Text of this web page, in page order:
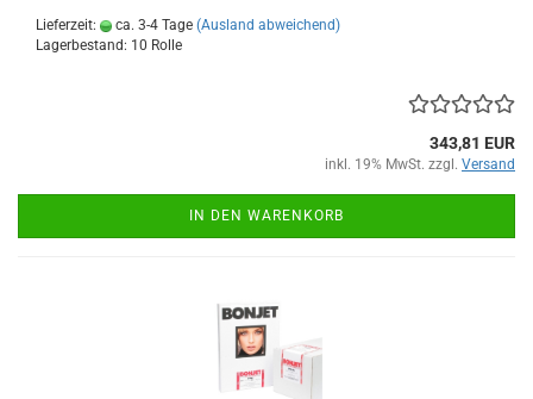
Lieferzeit: ca. 3-4 Tage (Ausland abweichend)
Lagerbestand: 10 Rolle
343,81 EUR
inkl. 19% MwSt. zzgl. Versand
IN DEN WARENKORB